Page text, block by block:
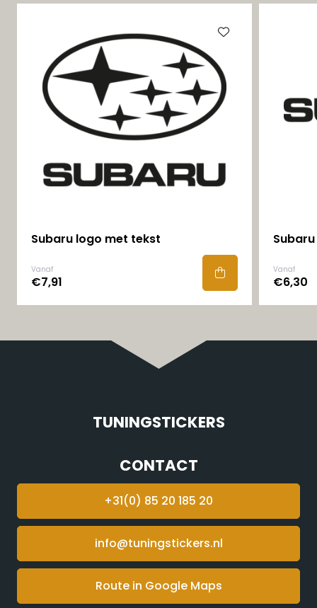
Subaru logo met tekst
Vanaf
€7,91
Vanaf
€6,30
TUNINGSTICKERS
CONTACT
+31(0) 85 20 185 20
info@tuningstickers.nl
Route in Google Maps